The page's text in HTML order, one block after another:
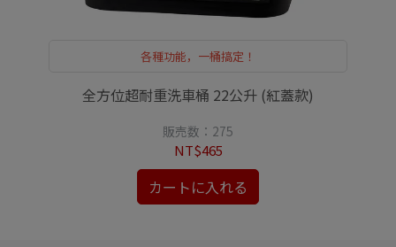
各種功能，一桶搞定！
全方位超耐重洗車桶 22公升 (紅蓋款)
販売数：275
NT$465
カートに入れる